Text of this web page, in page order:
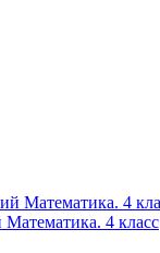
4 класс